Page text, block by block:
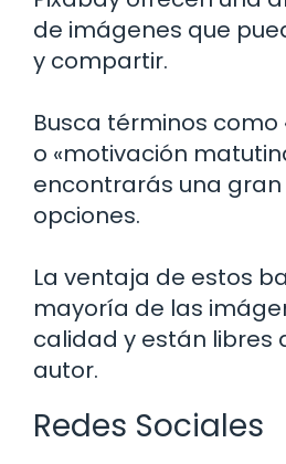
de imágenes que
y compartir.
Busca términos como
o «motivación
encontrarás una
opciones.
La ventaja de estos
mayoría de las
calidad y están libres
autor.
Redes Sociales